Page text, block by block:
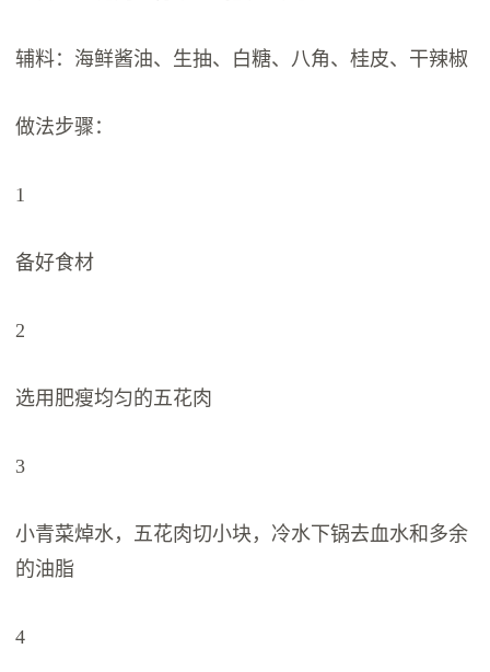
辅料：海鲜酱油、生抽、白糖、八角、桂皮、干辣椒
做法步骤：
1
备好食材
2
选用肥瘦均匀的五花肉
3
小青菜焯水，五花肉切小块，冷水下锅去血水和多余
的油脂
4